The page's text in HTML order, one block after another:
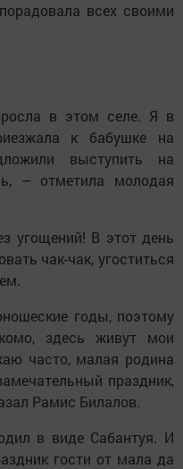
всех своими
в этом селе. Я в
к бабушке на
выс­тупить на
– отметила молодая
угощений! В этот день
чак-чак, угос­титься
годы, поэтому
здесь живут мои
час­то, малая родина
праздник,
Рамис Билалов.
в виде Сабантуя. И
гости от мала да